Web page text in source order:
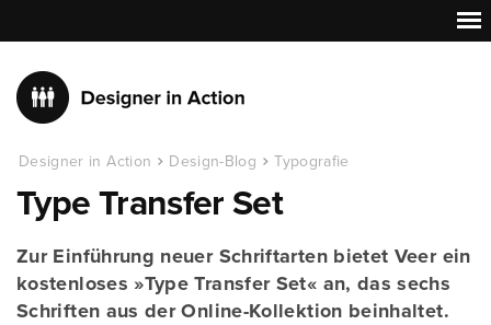
Designer in Action Design-Blog Typografie
Type Transfer Set
Zur Einführung neuer Schriftarten bietet Veer ein
kostenloses »Type Transfer Set« an, das sechs
Schriften aus der Online-Kollektion beinhaltet.